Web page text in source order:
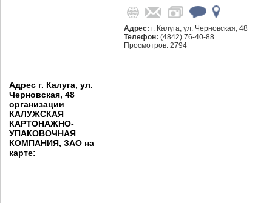
Адрес: г. Калуга, ул. Черновская, 48
Телефон: (4842) 76-40-88
Просмотров: 2794
Адрес г. Калуга, ул.
Черновская, 48
организации
КАЛУЖСКАЯ
КАРТОНАЖНО-
УПАКОВОЧНАЯ
КОМПАНИЯ, ЗАО на
карте: